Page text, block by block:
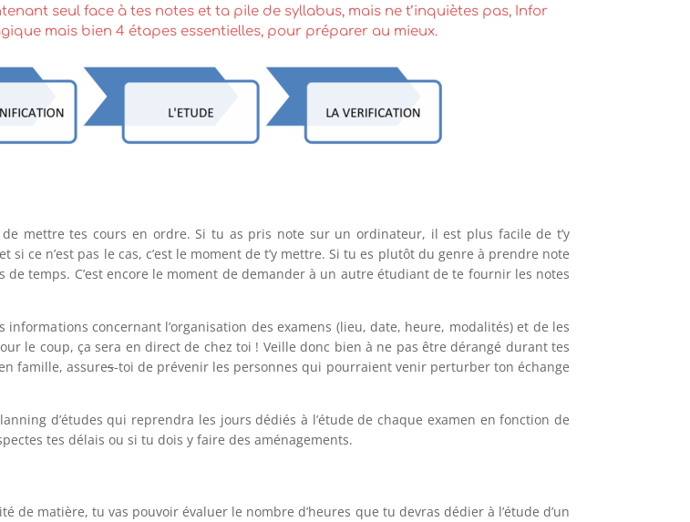
seul face à tes notes et ta pile de syllabus, mais ne t’inquiètes pas, Infor
mais bien 4 étapes essentielles, pour préparer au mieux.
mettre tes cours en ordre. Si tu as pris note sur un ordinateur, il est plus facile de t’y
ce n’est pas le cas, c’est le moment de t’y mettre. Si tu es plutôt du genre à prendre note
temps. C’est encore le moment de demander à un autre étudiant de te fournir les notes
concernant l’organisation des examens (lieu, date, heure, modalités) et de les
le coup, ça sera en direct de chez toi ! Veille donc bien à ne pas être dérangé durant tes
famille, assures-toi de prévenir les personnes qui pourraient venir perturber ton échange
d’études qui reprendra les jours dédiés à l’étude de chaque examen en fonction de
tes délais ou si tu dois y faire des aménagements.
matière, tu vas pouvoir évaluer le nombre d’heures que tu devras dédier à l’étude d’un